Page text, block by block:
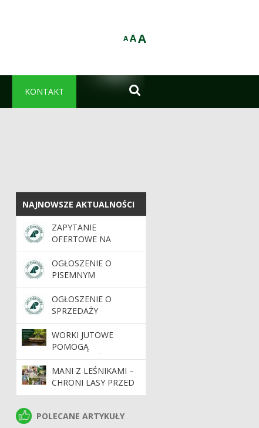
AAA
KONTAKT 
NAJNOWSZE AKTUALNOŚCI
NAJNOWSZE AKTUALNOŚCI
ZAPYTANIE
OFERTOWE NA
WYKONANIE ZDJĘĆ
FOTOGRAMETRYCZNYCH
ORAZ
ORTOFOTOMAP W
ZASIĘGU
TERYTORIALNYM
NADLEŚNICTWA
PIASKI
OGŁOSZENIE O
PISEMNYM
PRZETARGU DACIA
DUSTER
OGŁOSZENIE O
SPRZEDAŻY
ZBĘDNYCH
MATERIAŁÓW
WORKI JUTOWE
POMOGĄ
ZATRZYMAĆ WODĘ W
LASACH
MANI Z LEŚNIKAMI –
CHRONI LASY PRZED
POŻARAMI.
WARSZTATY W IZBIE
POLECANE ARTYKUŁY
POLECANE ARTYKUŁY